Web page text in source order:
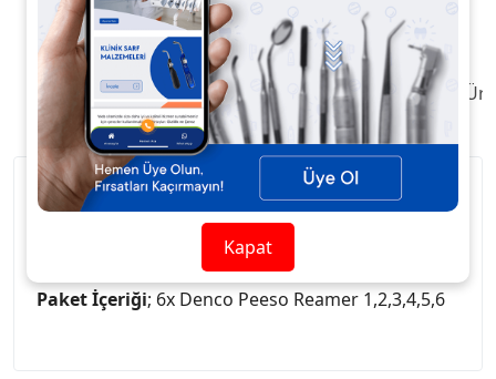
Ürün Açıklaması Taksit / Ödeme Seçenekleri
Denco Peeso Reamer üçgen şekilli ve burgulu,
paslanmaz çelikten yapılmış eğelerdir.
Paket İçeriği; 6x Denco Peeso Reamer 1,2,3,4,5,6
Kapat